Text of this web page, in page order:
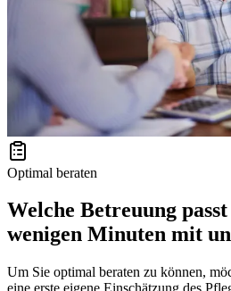
Optimal beraten
Welche Betreuung
wenigen Minuten mit
Um Sie optimal beraten zu können,